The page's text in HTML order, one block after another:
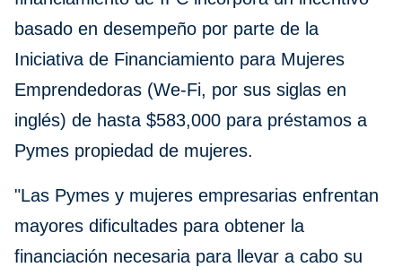
basado en desempeño por parte de la
Iniciativa de Financiamiento para Mujeres
Emprendedoras (We-Fi, por sus siglas en
inglés) de hasta $583,000 para préstamos a
Pymes propiedad de mujeres.
"Las Pymes y mujeres empresarias enfrentan
mayores dificultades para obtener la
financiación necesaria para llevar a cabo su